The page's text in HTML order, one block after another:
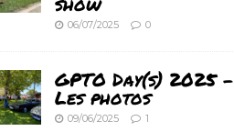
06/07/2025 0
GPTO Day(s) 2025 –
Les photos
09/06/2025 1